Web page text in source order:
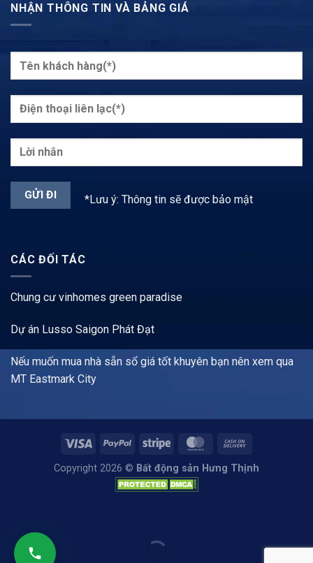
NHẬN THÔNG TIN VÀ BẢNG GIÁ
*Lưu ý: Thông tin sẽ được bảo mật
CÁC ĐỐI TÁC
Chung cư vinhomes green paradise
Dự án Lusso Saigon Phát Đạt
Nếu muốn mua nhà sẵn sổ giá tốt khuyên bạn nên xem qua
MT Eastmark City
Copyright 2026 © Bất động sản Hưng Thịnh